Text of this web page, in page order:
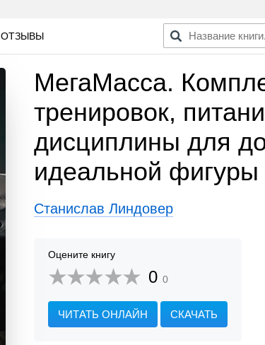
ОТЗЫВЫ
МегаМасса.
тренировок,
дисциплины для
идеальной фигуры
Станислав Линдовер
Оцените книгу
0 0
ЧИТАТЬ ОНЛАЙН СКАЧАТЬ